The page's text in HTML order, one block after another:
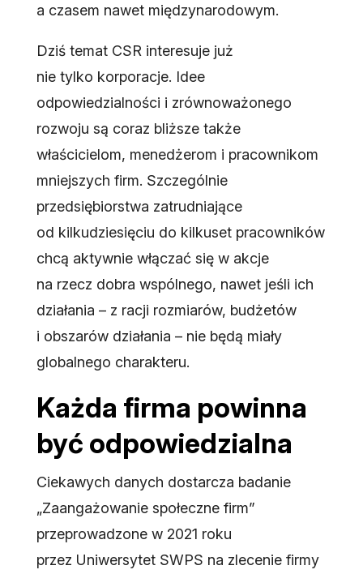
a czasem nawet międzynarodowym.
Dziś temat CSR interesuje już
nie tylko korporacje. Idee
odpowiedzialności i zrównoważonego
rozwoju są coraz bliższe także
właścicielom, menedżerom i pracownikom
mniejszych firm. Szczególnie
przedsiębiorstwa zatrudniające
od kilkudziesięciu do kilkuset pracowników
chcą aktywnie włączać się w akcje
na rzecz dobra wspólnego, nawet jeśli ich
działania – z racji rozmiarów, budżetów
i obszarów działania – nie będą miały
globalnego charakteru.
Każda firma powinna
być odpowiedzialna
Ciekawych danych dostarcza badanie
„Zaangażowanie społeczne firm”
przeprowadzone w 2021 roku
przez Uniwersytet SWPS na zlecenie firmy